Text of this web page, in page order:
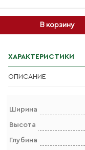
В корзину
ХАРАКТЕРИСТИКИ
ОПИСАНИЕ
Ширина
Высота
Глубина